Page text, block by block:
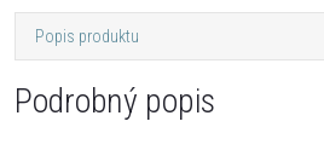
Popis produktu
Podrobný popis